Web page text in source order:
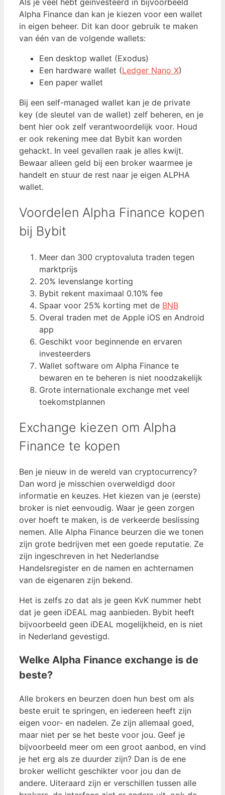
Als je veel hebt geïnvesteerd in bijvoorbeeld
Alpha Finance dan kan je kiezen voor een wallet
in eigen beheer. Dit kan door gebruik te maken
van één van de volgende wallets:
Een desktop wallet (Exodus)
Een hardware wallet (Ledger Nano X)
Een paper wallet
Bij een self-managed wallet kan je de private
key (de sleutel van de wallet) zelf beheren, en je
bent hier ook zelf verantwoordelijk voor. Houd
er ook rekening mee dat Bybit kan worden
gehackt. In veel gevallen raak je alles kwijt.
Bewaar alleen geld bij een broker waarmee je
handelt en stuur de rest naar je eigen ALPHA
wallet.
Voordelen Alpha Finance kopen
bij Bybit
Meer dan 300 cryptovaluta traden tegen
marktprijs
20% levenslange korting
Bybit rekent maximaal 0.10% fee
Spaar voor 25% korting met de BNB
Overal traden met de Apple iOS en Android
app
Geschikt voor beginnende en ervaren
investeerders
Wallet software om Alpha Finance te
bewaren en te beheren is niet noodzakelijk
Grote internationale exchange met veel
toekomstplannen
Exchange kiezen om Alpha
Finance te kopen
Ben je nieuw in de wereld van cryptocurrency?
Dan word je misschien overweldigd door
informatie en keuzes. Het kiezen van je (eerste)
broker is niet eenvoudig. Waar je geen zorgen
over hoeft te maken, is de verkeerde beslissing
nemen. Alle Alpha Finance beurzen die we tonen
zijn grote bedrijven met een goede reputatie. Ze
zijn ingeschreven in het Nederlandse
Handelsregister en de namen en achternamen
van de eigenaren zijn bekend.
Het is zelfs zo dat als je geen KvK nummer hebt
dat je geen iDEAL mag aanbieden. Bybit heeft
bijvoorbeeld geen iDEAL mogelijkheid, en is niet
in Nederland gevestigd.
Welke Alpha Finance exchange is de
beste?
Alle brokers en beurzen doen hun best om als
beste eruit te springen, en iedereen heeft zijn
eigen voor- en nadelen. Ze zijn allemaal goed,
maar niet per se het beste voor jou. Geef je
bijvoorbeeld meer om een ​​groot aanbod, en vind
je het erg als ze duurder zijn? Dan is de ene
broker wellicht geschikter voor jou dan de
andere. Uiteraard zijn er verschillen tussen alle